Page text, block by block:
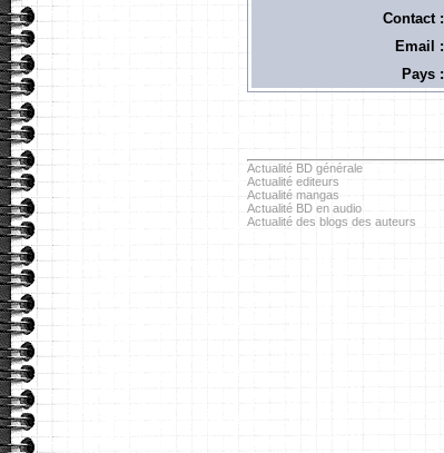
Contact :
Email :
Pays :
Actualité BD générale
Actualité editeurs
Actualité mangas
Actualité BD en audio
Actualité des blogs des auteurs